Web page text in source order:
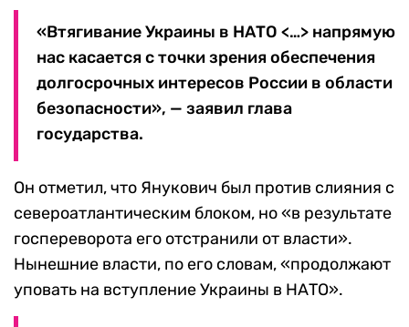
«Втягивание Украины в НАТО <…> напрямую
нас касается с точки зрения обеспечения
долгосрочных интересов России в области
безопасности», — заявил глава
государства.
Он отметил, что Янукович был против слияния с
североатлантическим блоком, но «в результате
госпереворота его отстранили от власти».
Нынешние власти, по его словам, «продолжают
уповать на вступление Украины в НАТО».